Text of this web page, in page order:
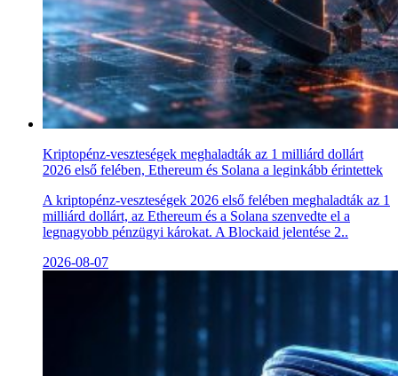
Kriptopénz-veszteségek meghaladták az 1 milliárd dollárt
2026 első felében, Ethereum és Solana a leginkább érintettek
A kriptopénz-veszteségek 2026 első felében meghaladták az 1
milliárd dollárt, az Ethereum és a Solana szenvedte el a
legnagyobb pénzügyi károkat. A Blockaid jelentése 2..
2026-08-07